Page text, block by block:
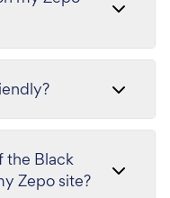
the Black
Zepo site?